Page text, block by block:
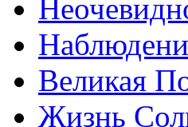
Великая
Жизнь